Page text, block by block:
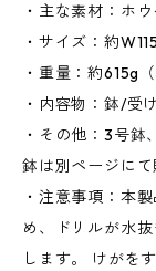
・主な素材：ホ
・サイズ：約
・重量：約615g
・内容物：鉢/受
・その他：3号
鉢は別ページにて
・注意事項：本
め、ドリルが水
します。 けがを